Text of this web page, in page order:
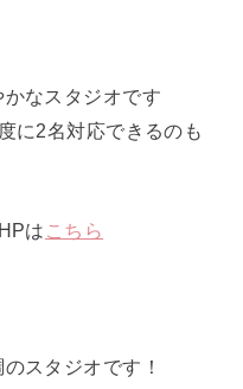
なスタジオです
に2名対応できるのも
は こちら
スタジオです！